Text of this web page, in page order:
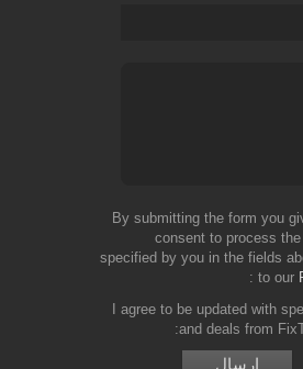
By submitting the form you
consent to process
specified by you in the fields
to our
I agree to be updated with
and deals from